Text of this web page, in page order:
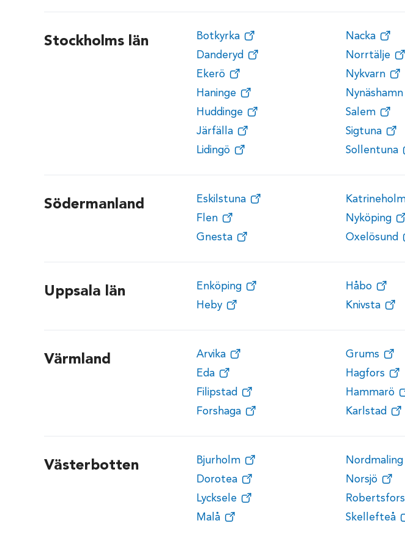
Stockholms län
Botkyrka
Danderyd
Ekerö
Haninge
Huddinge
Järfälla
Lidingö
Nacka
Norrtälje
Nykvarn
Nynäshamn
Salem
Sigtuna
Sollentuna
Södermanland
Eskilstuna
Flen
Gnesta
Nyköping
Oxelösund
Uppsala län
Enköping
Heby
Håbo
Knivsta
Värmland
Arvika
Eda
Filipstad
Forshaga
Grums
Hagfors
Hammarö
Karlstad
Västerbotten
Bjurholm
Dorotea
Lycksele
Malå
Nordmaling
Norsjö
Robertsfors
Skellefteå